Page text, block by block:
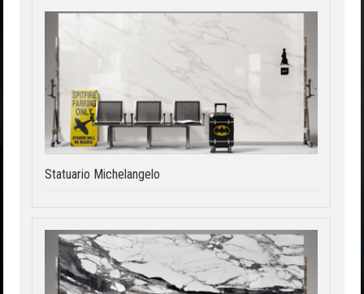
Statuario Michelangelo